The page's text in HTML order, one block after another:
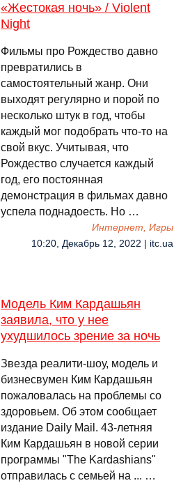
«Жестокая ночь» / Violent
Night
Фильмы про Рождество давно
превратились в
самостоятельный жанр. Они
выходят регулярно и порой по
несколько штук в год, чтобы
каждый мог подобрать что-то на
свой вкус. Учитывая, что
Рождество случается каждый
год, его постоянная
демонстрация в фильмах давно
успела поднадоесть. Но …
Интернет, Игры
10:20, Декабрь 12, 2022 | itc.ua
Модель Ким Кардашьян
заявила, что у нее
ухудшилось зрение за ночь
Звезда реалити-шоу, модель и
бизнесвумен Ким Кардашьян
пожаловалась на проблемы со
здоровьем. Об этом сообщает
издание Daily Mail. 43-летняя
Ким Кардашьян в новой серии
программы "The Kardashians"
отправилась с семьей на ... …